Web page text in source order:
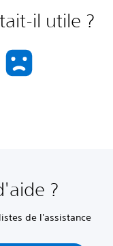
il utile ?
?
de l'assistance